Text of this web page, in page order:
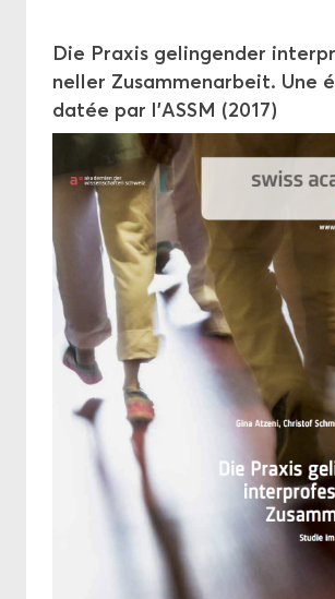
Die Praxis ge­lin­gen­der
nel­ler Zu­sam­me­nar­beit. Une
da­tée par l’ASSM (2017)